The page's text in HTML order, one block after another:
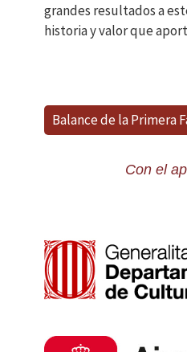
grandes resultados a
historia y valor que
Balance de la Primera
Con el